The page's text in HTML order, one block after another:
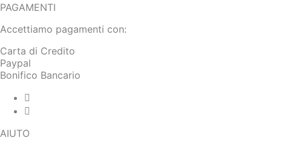
PAGAMENTI
Accettiamo pagamenti con:
Carta di Credito
Paypal
Bonifico Bancario
AIUTO